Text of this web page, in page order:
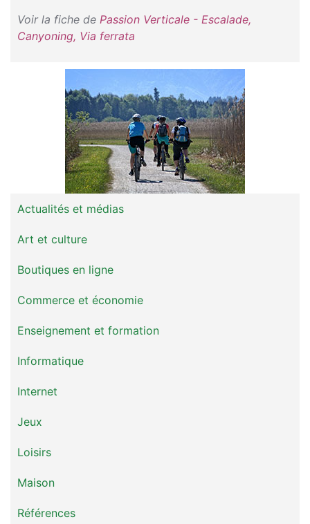
Voir la fiche de Passion Verticale - Escalade,
Canyoning, Via ferrata
Actualités et médias
Art et culture
Boutiques en ligne
Commerce et économie
Enseignement et formation
Informatique
Internet
Jeux
Loisirs
Maison
Références